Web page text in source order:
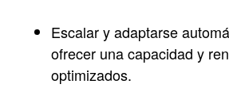
Escalar y adaptarse
ofrecer una capacidad y
optimizados.